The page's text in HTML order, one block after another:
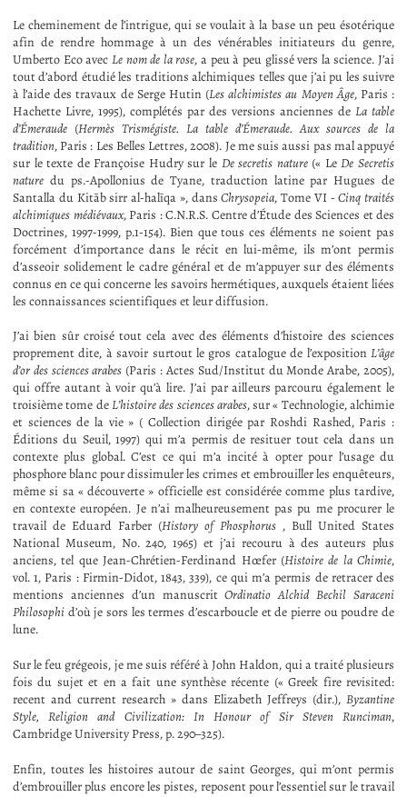
Le cheminement de l’intrigue, qui se voulait à la base un peu ésotérique
afin de rendre hommage à un des vénérables initiateurs du genre,
Umberto Eco avec Le nom de la rose, a peu à peu glissé vers la science. J’ai
tout d’abord étudié les traditions alchimiques telles que j’ai pu les suivre
à l’aide des travaux de Serge Hutin (Les alchimistes au Moyen Âge, Paris :
Hachette Livre, 1995), complétés par des versions anciennes de La table
d’Émeraude (Hermès Trismégiste. La table d’Émeraude. Aux sources de la
tradition, Paris : Les Belles Lettres, 2008). Je me suis aussi pas mal appuyé
sur le texte de Françoise Hudry sur le De secretis nature(« LeDe Secretis
nature du ps.-Apollonius de Tyane, traduction latine par Hugues de
Santalla du Kitāb sirr al-halīqa », dansChrysopeia, Tome VI -Cinq traités
alchimiques médiévaux, Paris : C.N.R.S. Centre d’Étude des Sciences et des
Doctrines, 1997-1999, p.1-154). Bien que tous ces éléments ne soient pas
forcément d’importance dans le récit en lui-même, ils m’ont permis
d’asseoir solidement le cadre général et de m’appuyer sur des éléments
connus en ce qui concerne les savoirs hermétiques, auxquels étaient liées
les connaissances scientifiques et leur diffusion.
J’ai bien sûr croisé tout cela avec des éléments d’histoire des sciences
proprement dite, à savoir surtout le gros catalogue de l’exposition L’âge
d’or des sciences arabes (Paris : Actes Sud/Institut du Monde Arabe, 2005),
qui offre autant à voir qu’à lire. J’ai par ailleurs parcouru également le
troisième tome deL’histoire des sciences arabes, sur « Technologie, alchimie
et sciences de la vie » ( Collection dirigée par Roshdi Rashed, Paris :
Éditions du Seuil, 1997) qui m’a permis de resituer tout cela dans un
contexte plus global. C’est ce qui m’a incité à opter pour l’usage du
phosphore blanc pour dissimuler les crimes et embrouiller les enquêteurs,
même si sa « découverte » officielle est considérée comme plus tardive,
en contexte européen. Je n’ai malheureusement pas pu me procurer le
travail de Eduard Farber (History of Phosphorus , Bull United States
National Museum, No. 240, 1965) et j’ai recouru à des auteurs plus
anciens, tel que Jean-Chrétien-Ferdinand Hœfer (Histoire de la Chimie,
vol. 1, Paris : Firmin-Didot, 1843, 339), ce qui m’a permis de retracer des
mentions anciennes d’un manuscritOrdinatio Alchid Bechil Saraceni
Philosophi d’où je sors les termes d’escarboucle et de pierre ou poudre de
lune.
Sur le feu grégeois, je me suis référé à John Haldon, qui a traité plusieurs
fois du sujet et en a fait une synthèse récente (« Greek fire revisited:
recent and current research » dans Elizabeth Jeffreys (dir.), Byzantine
Style, Religion and Civilization: In Honour of Sir Steven Runciman,
Cambridge University Press, p. 290–325).
Enfin, toutes les histoires autour de saint Georges, qui m’ont permis
d’embrouiller plus encore les pistes, reposent pour l’essentiel sur le travail